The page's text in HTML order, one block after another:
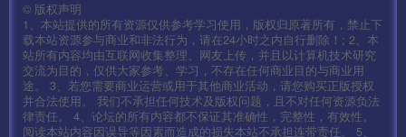
mir2.scenes.sfselect.scene
两个分别修改好了后。替换回去。
替换好了后使用签名工具签名即可.
© 版权声明
1、本站提供的所有资源仅供参考学习使用，版权归原著所有，禁止下
载本站资源参与商业和非法行为，请在24小时之内自行删除！; 2、本
站所有内容均由互联网收集整理、网友上传，并且以计算机技术研究
交流为目的，仅供大家参考、学习，不存在任何商业目的与商业用
途。 3、若您需要商业运营或用于其他商业活动，请您购买正版授权
并合法使用。 我们不承担任何技术及版权问题，且不对任何资源负法
律责任。 4、论坛的所有内容都不保证其准确性，完整性，有效性。
阅读本站内容因误导等因素而造成的损失本站不承担连带责任。 5、